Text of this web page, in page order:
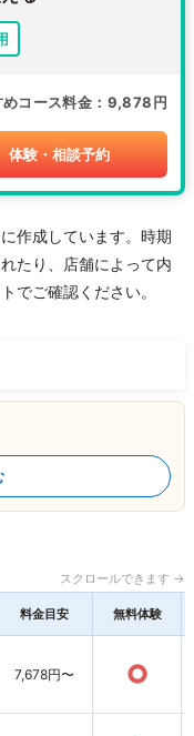
めコース料金 9,878円
体験・相談予約
作成しています。時期
たり、店舗によって内
でご確認ください。
スクロールできます →
料金目安 無料体験
7,678円〜 ○